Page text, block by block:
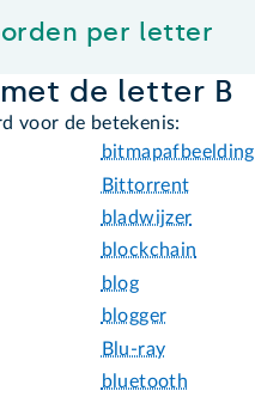
per letter
de letter B
voor de betekenis:
bitmapafbeelding
Bittorrent
bladwijzer
blockchain
blog
blogger
Blu-ray
bluetooth